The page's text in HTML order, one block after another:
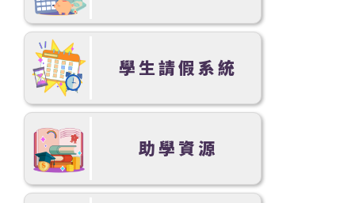
學生請假系統
助學資源